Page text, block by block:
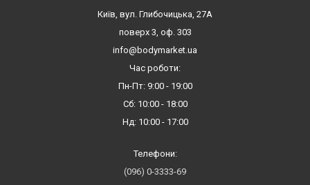
Київ, вул. Глибочицька, 27А
поверх 3, оф. 303
info@bodymarket.ua
Час роботи:
Пн-Пт: 9:00 - 19:00
Сб: 10:00 - 18:00
Нд: 10:00 - 17:00
Телефони:
(096) 0-3333-69